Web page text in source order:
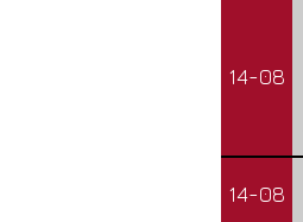
14-08
14-08